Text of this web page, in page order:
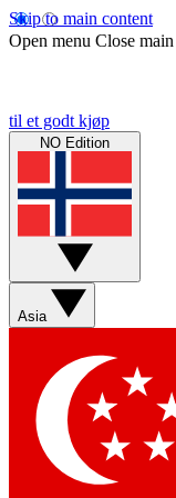
Skip to main content
Open menu Close
til et godt kjøp
NO Edition
Asia